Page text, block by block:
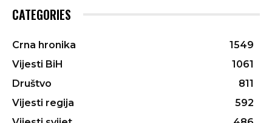
CATEGORIES
Crna hronika
1549
Vijesti BiH
1061
Društvo
811
Vijesti regija
592